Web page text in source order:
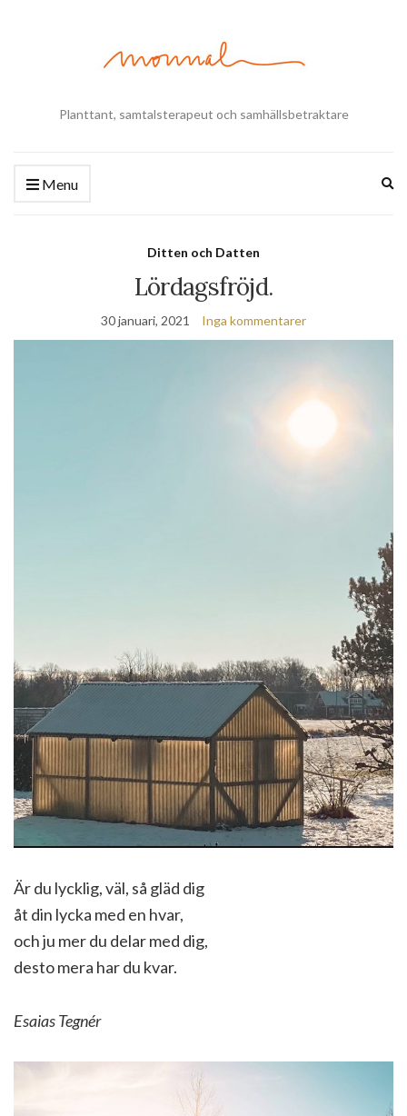
Planttant, samtalsterapeut och samhällsbetraktare
Menu
Ditten och Datten
Lördagsfröjd.
30 januari, 2021 Inga kommentarer
Är du lycklig, väl, så gläd dig
åt din lycka med en hvar,
och ju mer du delar med dig,
desto mera har du kvar.
Esaias Tegnér